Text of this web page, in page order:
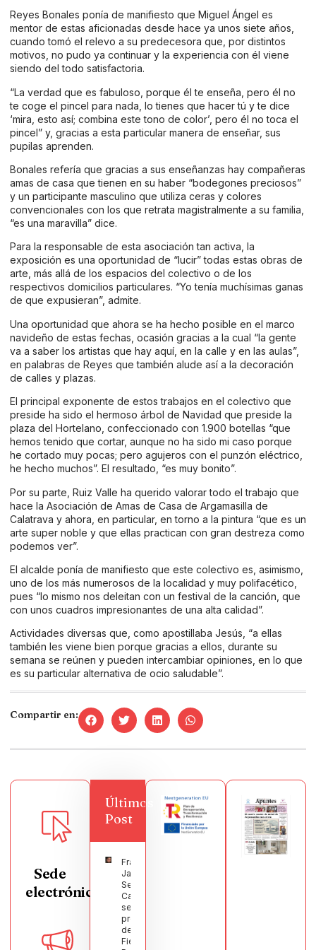
Reyes Bonales ponía de manifiesto que Miguel Ángel es
mentor de estas aficionadas desde hace ya unos siete años,
cuando tomó el relevo a su predecesora que, por distintos
motivos, no pudo ya continuar y la experiencia con él viene
siendo del todo satisfactoria.
“La verdad que es fabuloso, porque él te enseña, pero él no
te coge el pincel para nada, lo tienes que hacer tú y te dice
‘mira, esto así; combina este tono de color’, pero él no toca el
pincel” y, gracias a esta particular manera de enseñar, sus
pupilas aprenden.
Bonales refería que gracias a sus enseñanzas hay compañeras
amas de casa que tienen en su haber “bodegones preciosos”
y un participante masculino que utiliza ceras y colores
convencionales con los que retrata magistralmente a su familia,
“es una maravilla” dice.
Para la responsable de esta asociación tan activa, la
exposición es una oportunidad de “lucir” todas estas obras de
arte, más allá de los espacios del colectivo o de los
respectivos domicilios particulares. “Yo tenía muchísimas ganas
de que expusieran”, admite.
Una oportunidad que ahora se ha hecho posible en el marco
navideño de estas fechas, ocasión gracias a la cual “la gente
va a saber los artistas que hay aquí, en la calle y en las aulas”,
en palabras de Reyes que también alude así a la decoración
de calles y plazas.
El principal exponente de estos trabajos en el colectivo que
preside ha sido el hermoso árbol de Navidad que preside la
plaza del Hortelano, confeccionado con 1.900 botellas “que
hemos tenido que cortar, aunque no ha sido mi caso porque
he cortado muy pocas; pero agujeros con el punzón eléctrico,
he hecho muchos”. El resultado, “es muy bonito”.
Por su parte, Ruiz Valle ha querido valorar todo el trabajo que
hace la Asociación de Amas de Casa de Argamasilla de
Calatrava y ahora, en particular, en torno a la pintura “que es un
arte super noble y que ellas practican con gran destreza como
podemos ver”.
El alcalde ponía de manifiesto que este colectivo es, asimismo,
uno de los más numerosos de la localidad y muy polifacético,
pues “lo mismo nos deleitan con un festival de la canción, que
con unos cuadros impresionantes de una alta calidad”.
Actividades diversas que, como apostillaba Jesús, “a ellas
también les viene bien porque gracias a ellos, durante su
semana se reúnen y pueden intercambiar opiniones, en lo que
es su particular alternativa de ocio saludable”.
Compartir en:
Sede
electrónica
Últimos
Post
Francisco
Javier
Segura
Castellanos
será el
pregonero
de las
Fiestas